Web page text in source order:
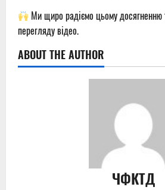
Ми щиро радіємо цьому досягненню
перегляду відео.
ABOUT THE AUTHOR
ЧФКТД